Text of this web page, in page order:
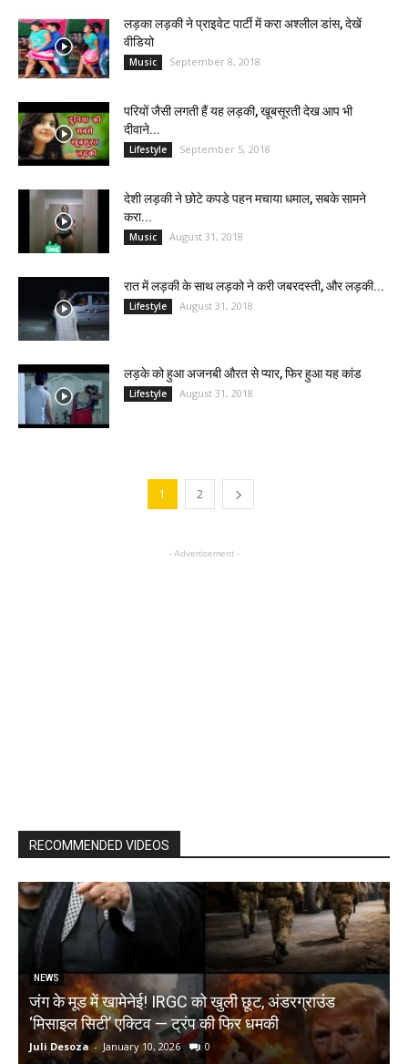
लड़का लड़की ने प्राइवेट पार्टी में करा अश्लील डांस, देखें
वीडियो
Music September 8, 2018
परियों जैसी लगती हैं यह लड़की, खूबसूरती देख आप भी
दीवाने...
Lifestyle September 5, 2018
देशी लड़की ने छोटे कपडे पहन मचाया धमाल, सबके सामने
करा...
Music August 31, 2018
रात में लड़की के साथ लड़को ने करी जबरदस्ती, और लड़की...
Lifestyle August 31, 2018
लड़के को हुआ अजनबी औरत से प्यार, फिर हुआ यह कांड
Lifestyle August 31, 2018
1 2
- Advertisement -
RECOMMENDED VIDEOS
NEWS
जंग के मूड में खामेनेई! IRGC को खुली छूट, अंडरग्राउंड
‘मिसाइल सिटी’ एक्टिव — ट्रंप की फिर धमकी
Juli Desoza - January 10, 2026 0